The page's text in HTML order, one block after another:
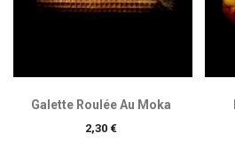
Galette Roulée Au Moka
Prix
2,30 €